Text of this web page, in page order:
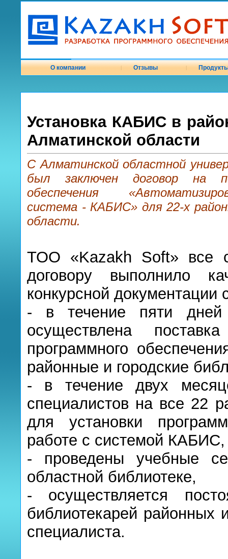
О компании Отзывы
Установка КАБИС в
Алматинской области
С Алматинской областной
был заключен договор на
обеспечения
система - КАБИС» для 22-х
области.
ТОО «Kazakh Soft» все
договору выполнило
конкурсной документации
- в течение пяти дней
осуществлена
программного
районные и городские
- в течение двух
специалистов на все 22
для установки
работе с системой КАБИС,
- проведены учебные
областной библиотеке,
- осуществляется
библиотекарей районных
специалиста.